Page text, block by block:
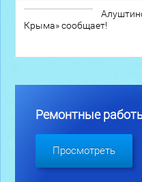
Крыма» сообщает!
Ремонтные
Просмотреть